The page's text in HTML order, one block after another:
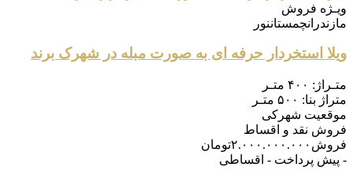
ویـژه فروش
مازندرانچمستاننور
ویلا استخردار حرفه ای به صورت مبله در شهرک برند
متـراژ: ۴۰۰ متـر
متراژ بنا: ۵۰۰ متـر
موقعیت شهرکی
فروش نقد و اقساط
فروش ۲.۰۰۰.۰۰۰.۰۰۰تومان
- پیش پرداخت - اقساطی